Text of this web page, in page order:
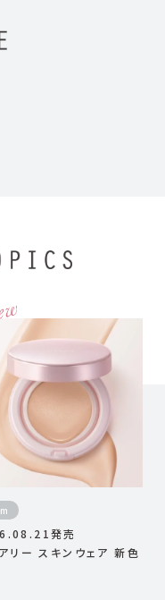
」篇
発売
リー スキンウェア 新色